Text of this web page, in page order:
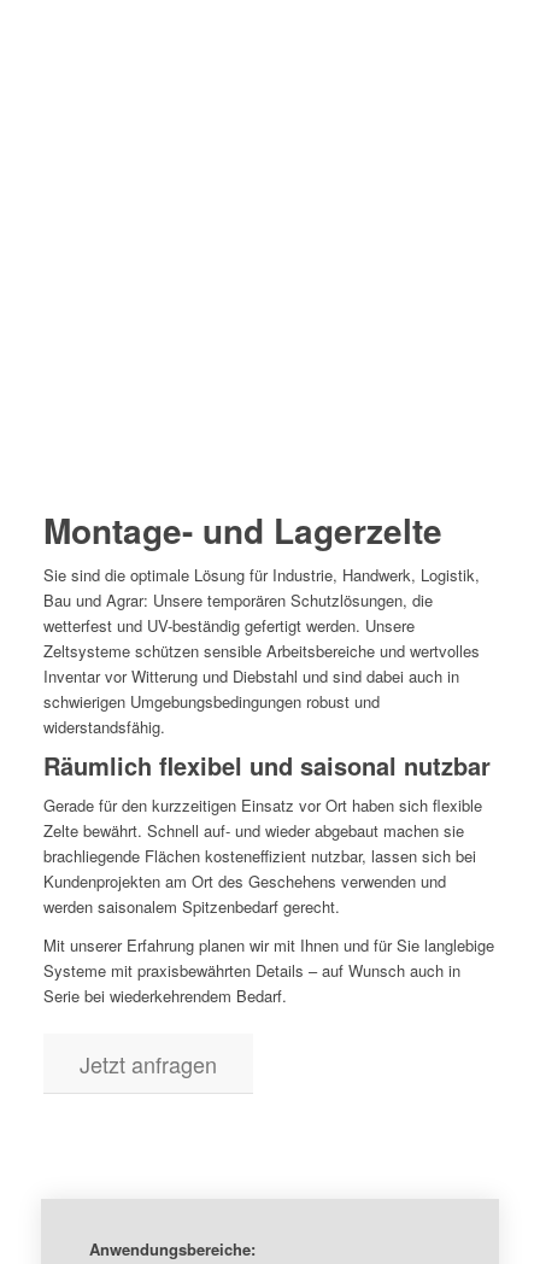
Montage- und Lagerzelte
Sie sind die optimale Lösung für Industrie, Handwerk, Logistik,
Bau und Agrar: Unsere temporären Schutzlösungen, die
wetterfest und UV-beständig gefertigt werden. Unsere
Zeltsysteme schützen sensible Arbeitsbereiche und wertvolles
Inventar vor Witterung und Diebstahl und sind dabei auch in
schwierigen Umgebungsbedingungen robust und
widerstandsfähig.
Räumlich flexibel und saisonal nutzbar
Gerade für den kurzzeitigen Einsatz vor Ort haben sich flexible
Zelte bewährt. Schnell auf- und wieder abgebaut machen sie
brachliegende Flächen kosteneffizient nutzbar, lassen sich bei
Kundenprojekten am Ort des Geschehens verwenden und
werden saisonalem Spitzenbedarf gerecht.
Mit unserer Erfahrung planen wir mit Ihnen und für Sie langlebige
Systeme mit praxisbewährten Details – auf Wunsch auch in
Serie bei wiederkehrendem Bedarf.
Jetzt anfragen
Anwendungsbereiche: